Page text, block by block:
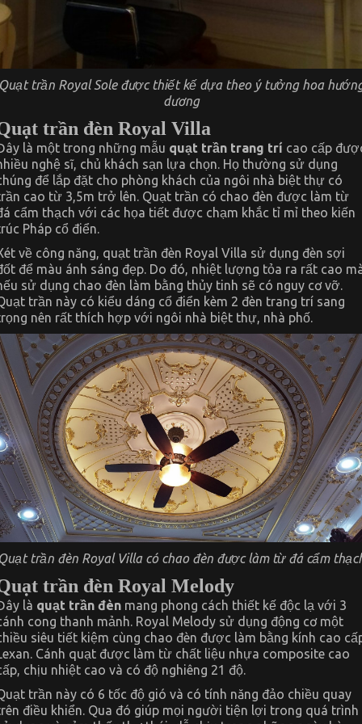
trần Royal Sole được thiết kế dựa theo ý tưởng hoa
dương
trần đèn Royal Villa
là một trong những mẫu quạt trần trang trí cao cấp
nghệ sĩ, chủ khách sạn lựa chọn. Họ thường sử dụng
để lắp đặt cho phòng khách của ngôi nhà biệt thự có
cao từ 3,5m trở lên. Quạt trần có chao đèn được làm từ
cẩm thạch với các họa tiết được chạm khắc tỉ mỉ theo kiến
Pháp cổ điển.
về công năng, quạt trần đèn Royal Villa sử dụng đèn sợi
để màu ánh sáng đẹp. Do đó, nhiệt lượng tỏa ra rất cao
sử dụng chao đèn làm bằng thủy tinh sẽ có nguy cơ vỡ.
trần này có kiểu dáng cổ điển kèm 2 đèn trang trí sang
nên rất thích hợp với ngôi nhà biệt thự, nhà phố.
trần đèn Royal Villa có chao đèn được làm từ đá cẩm
trần đèn Royal Melody
là quạt trần đèn mang phong cách thiết kế độc lạ với 3
cong thanh mảnh. Royal Melody sử dụng động cơ một
siêu tiết kiệm cùng chao đèn được làm bằng kính cao
Cánh quạt được làm từ chất liệu nhựa composite cao
chịu nhiệt cao và có độ nghiêng 21 độ.
trần này có 6 tốc độ gió và có tính năng đảo chiều quay
điều khiển. Qua đó giúp mọi người tiện lợi trong quá trình